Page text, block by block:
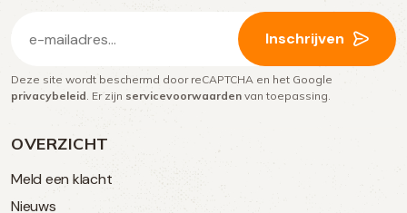
OVERZICHT
Meld een klacht
Nieuws
mailadres
(Vereist)
Inschrijven
Deze site wordt beschermd door reCAPTCHA en het Google
privacybeleid . Er zijn servicevoorwaarden van toepassing.